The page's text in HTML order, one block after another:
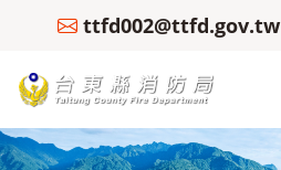
ttfd002@ttfd.gov.tw